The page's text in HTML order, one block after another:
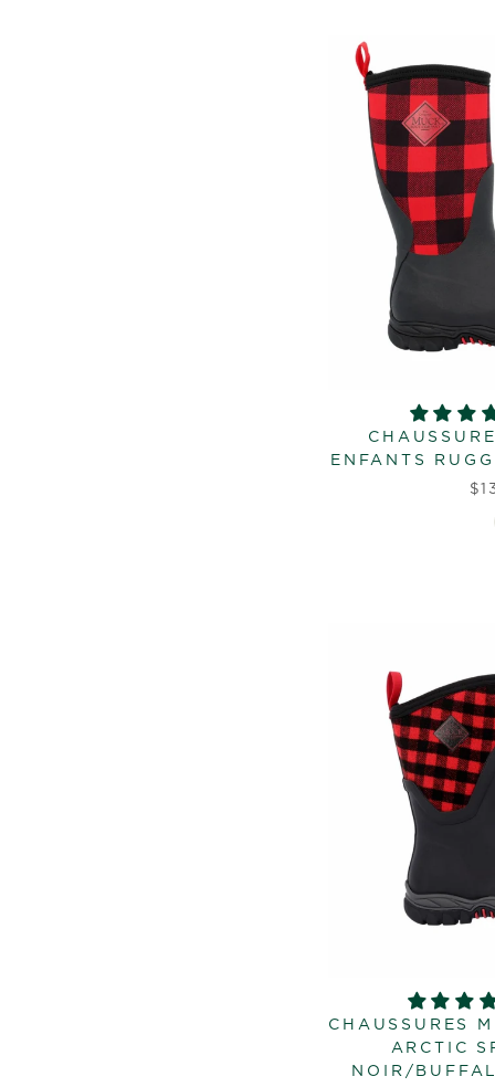
ENFANTS
CHAUSSURES
ARCTIC
NOIR/